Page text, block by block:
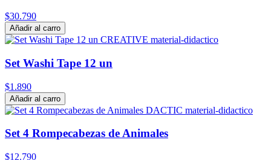
$30.790
Añadir al carro
Set Washi Tape 12 un
$1.890
Añadir al carro
Set 4 Rompecabezas de Animales
$12.790